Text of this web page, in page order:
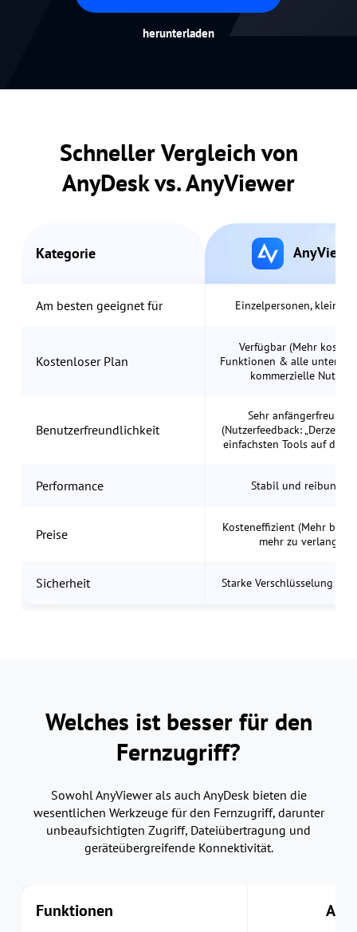
herunterladen
Schneller Vergleich von
AnyDesk vs. AnyViewer
Kategorie
Am besten geeignet für Einzelpersonen, kleine
Kostenloser Plan
Verfügbar (Mehr
Funktionen & alle
kommerzielle
Benutzerfreundlichkeit
Sehr
(Nutzerfeedback: „Derzeit
einfachsten Tools auf dem
Performance Stabil und
Preise
Kosteneffizient (Mehr
mehr zu verlangen)
Sicherheit Starke Verschlüsselung
Welches ist besser für den
Fernzugriff?
Sowohl AnyViewer als auch AnyDesk bieten die
wesentlichen Werkzeuge für den Fernzugriff, darunter
unbeaufsichtigten Zugriff, Dateiübertragung und
geräteübergreifende Konnektivität.
Funktionen